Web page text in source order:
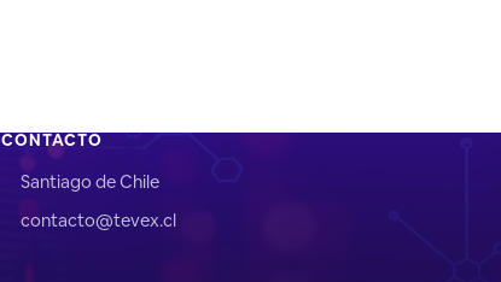
CONTACTO
Santiago de Chile
contacto@tevex.cl